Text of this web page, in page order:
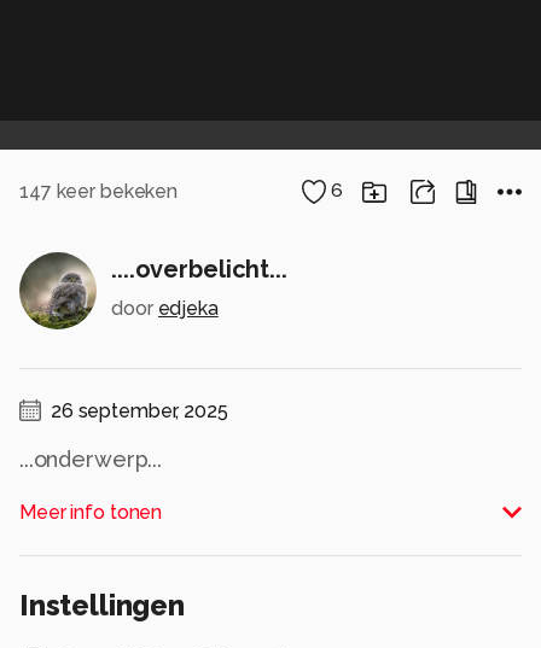
147 keer bekeken 6
....overbelicht...
door edjeka
26 september, 2025
...onderwerp...
Alle rechten voorbehouden
Meer info tonen
Instellingen